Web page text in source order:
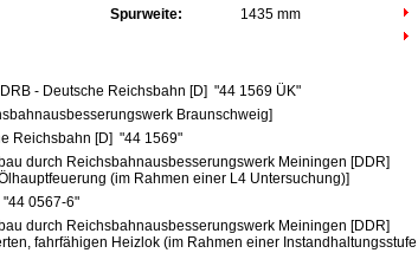
Spurweite: 1435 mm
- Deutsche Reichsbahn [D] "44 1569 ÜK"
Braunschweig]
Reichsbahn [D] "44 1569"
durch Reichsbahnausbesserungswerk Meiningen [DDR]
(im Rahmen einer L4 Untersuchung)]
0567-6"
durch Reichsbahnausbesserungswerk Meiningen [DDR]
fahrfähigen Heizlok (im Rahmen einer